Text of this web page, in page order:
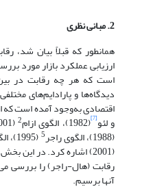
2. مبانی نظری
همانطور که قبلاً بیان شد،
ارزیابی عملکرد بازار مورد
است که هر چه رقابت در بین
دیدگاه‌ها و پارادایم‌های
اقتصادی به‌وجود آمده است که
و لئو[7] (1982)، الگوی ازام 2(2001)، الگوی ایواتا
(1988)، الگوی راجر 5 (1995)، الگوی پنزر و روس
(2001) اشاره کرد. در این
رقابت (هال-راجر) را بررسی
آنها برسیم.